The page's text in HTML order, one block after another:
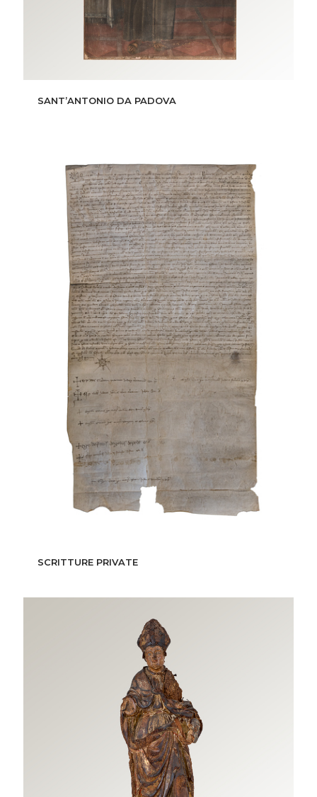
SANT’ANTONIO DA PADOVA
SCRITTURE PRIVATE